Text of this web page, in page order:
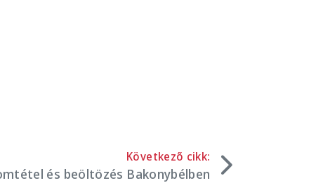
Következő cikk:
és beöltözés Bakonybélben